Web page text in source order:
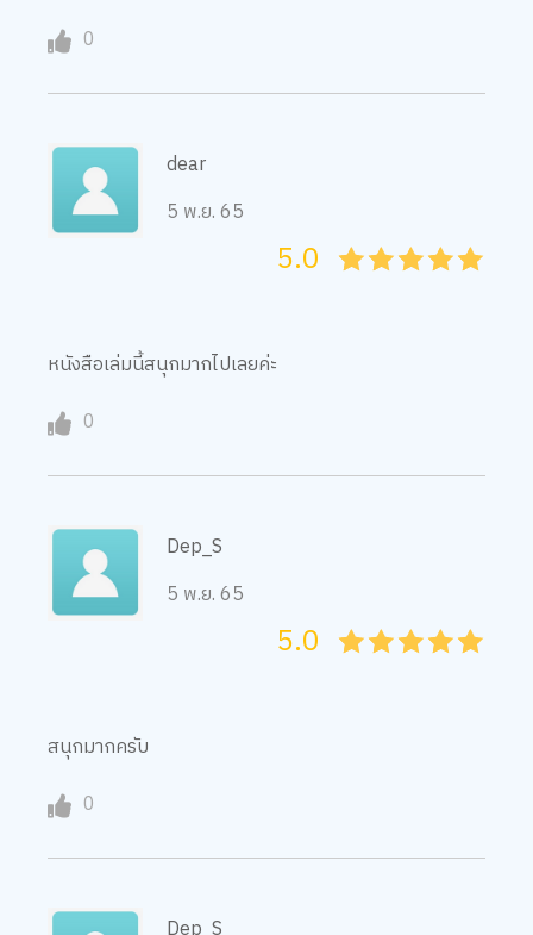
0
dear
5 พ.ย. 65
45
4
35
3
25
2
15
1
05
5.0
หนังสือเล่มนี้สนุกมากไปเลยค่ะ
0
Dep_S
5 พ.ย. 65
45
4
35
3
25
2
15
1
05
5.0
สนุกมากครับ
0